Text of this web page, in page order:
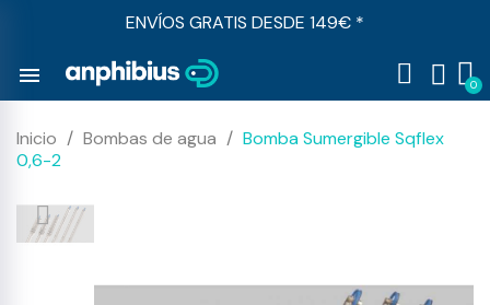
ENVÍOS GRATIS DESDE 149€ *
menu
Inicio Bombas de agua
Bomba Sumergible Sqflex
0,6-2